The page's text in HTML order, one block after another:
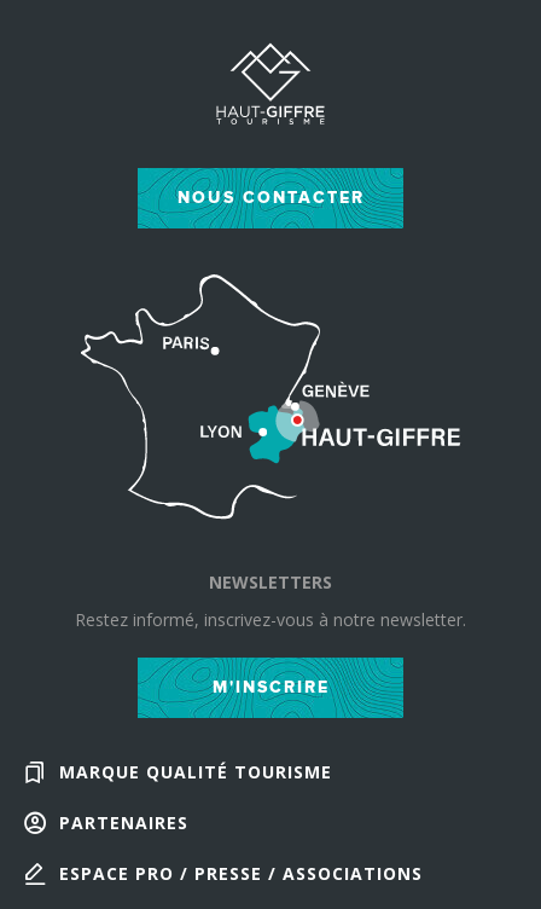
NOUS CONTACTER
NEWSLETTERS
Restez informé, inscrivez-vous à notre newsletter.
M'INSCRIRE
MARQUE QUALITÉ TOURISME
PARTENAIRES
ESPACE PRO / PRESSE / ASSOCIATIONS